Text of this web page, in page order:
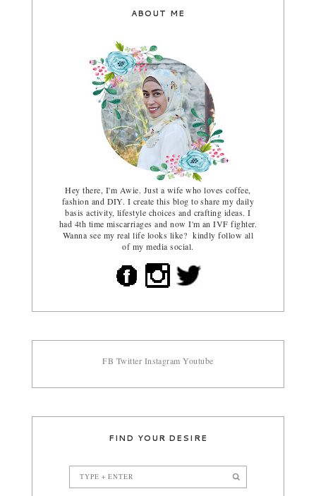
ABOUT ME
Hey there, I'm Awie. Just a wife who loves coffee,
fashion and DIY. I create this blog to share my daily
basis activity, lifestyle choices and crafting ideas. I
had 4th time miscarriages and now I'm an IVF fighter.
Wanna see my real life looks like? kindly follow all
of my media social.
FB Twitter Instagram Youtube
FIND YOUR DESIRE